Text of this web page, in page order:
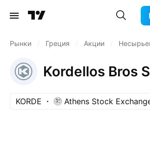
Рынки Греция Акции
Kordellos Bros
KORDE Athens Stock